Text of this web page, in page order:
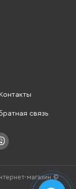
Контакты
связь
магазин ©